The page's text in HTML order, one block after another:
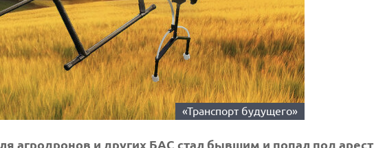
«Транспорт будущего»
агродронов и других БАС стал бывшим и попал под арест